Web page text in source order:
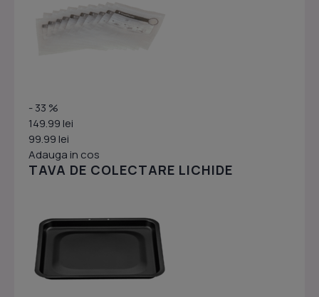
- 33 %
149.99 lei
99.99 lei
Adauga in cos
TAVA DE COLECTARE LICHIDE